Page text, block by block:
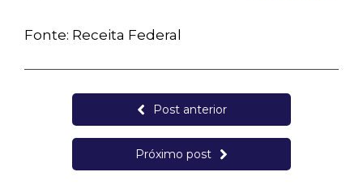
Fonte: Receita Federal
Post anterior
Próximo post